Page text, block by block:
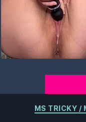
MS TRICKY /